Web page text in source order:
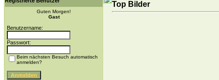
Guten Morgen!
Gast
Benutzername:
Passwort:
Beim nächsten Besuch automatisch
anmelden?
Top Bilder